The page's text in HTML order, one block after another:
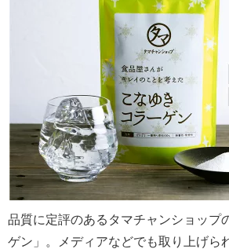
品質に定評のあるタマチャンショップ
ゲン」。メディアなどでも取り上げら